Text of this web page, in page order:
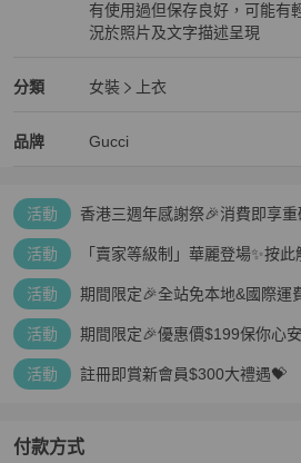
下單前請先確認好尺寸唷
有使用過但保存良好，可能有
況於照片及文字描述呈現
分類
Gucci 分類資訊
女裝
上衣
品牌
Gucci 女裝品牌介紹
Gucci
Gucci 推薦清單
活動
香港三週年感謝祭🎉消費即享重
活動 「賣家等級制」華麗登場✨按此
活動 期間限定🎉全站免本地&國際運
活動 期間限定🎉優惠價$199保你心
活動 註冊即賞新會員$300大禮遇💝
付款方式